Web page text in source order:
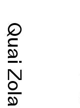
Quai Zola